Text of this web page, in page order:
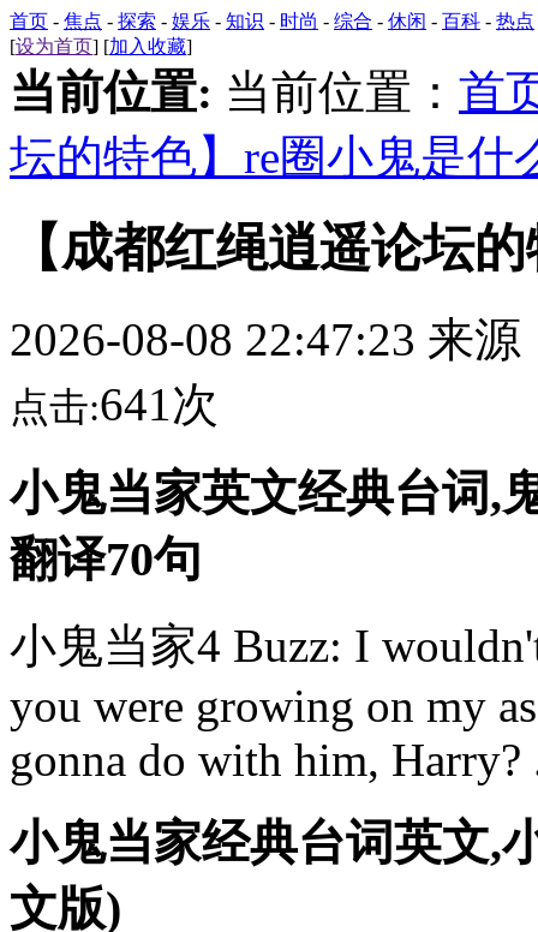
首页 - 焦点 - 探索 - 娱乐 - 知识 - 时尚 - 综合 - 休闲 - 百科 - 热点
[设为首页] [加入收藏]
当前位置: 当前位置： 首
坛的特色】re圈小鬼是什
【成都红绳逍遥论坛
2026-08-08 22:47:23 来源
点击:641次
小鬼当家英文经典台词,
翻译70句
小鬼当家4 Buzz: I
you were growing on my
gonna do with him, Harry?
小鬼当家经典台词英文,
文版)